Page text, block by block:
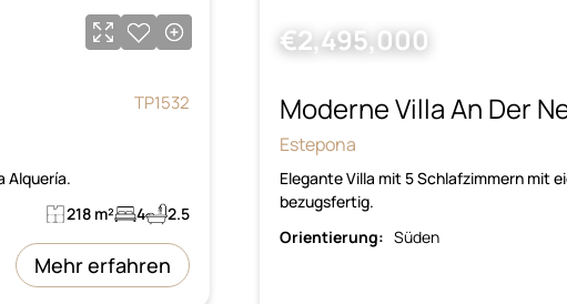
TP1532
Alquería.
218 m² 4 2.5
Mehr erfahren
€2,495,000
Moderne Villa An Der
Estepona
Elegante Villa mit 5 Schlafzimmern mit
bezugsfertig.
Orientierung: Süden